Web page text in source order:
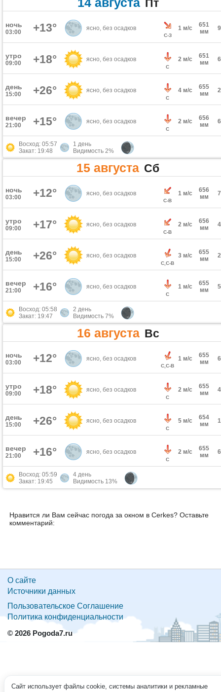
Пт
ночь
03:00 +13° ясно, без осадков
С-З
1 м/с
651
мм
утро
09:00 +18° ясно, без осадков
С
2 м/с
651
мм
день
15:00 +26° ясно, без осадков
С
4 м/с
655
мм
вечер
21:00 +15° ясно, без осадков
С
2 м/с
656
мм
Восход: 05:57
Закат: 19:48
1 день
Видимость 2%
15 августа Сб
ночь
03:00 +12° ясно, без осадков
С-В
1 м/с
656
мм
утро
09:00 +17° ясно, без осадков
С-В
2 м/с
656
мм
день
15:00 +26° ясно, без осадков
С,С-В
3 м/с
655
мм
вечер
21:00 +16° ясно, без осадков
С
1 м/с
655
мм
Восход: 05:58
Закат: 19:47
2 день
Видимость 7%
16 августа Вс
ночь
03:00 +12° ясно, без осадков
С,С-В
1 м/с
655
мм
утро
09:00 +18° ясно, без осадков
С
2 м/с
655
мм
день
15:00 +26° ясно, без осадков
С
5 м/с
654
мм
вечер
21:00 +16° ясно, без осадков
С
2 м/с
655
мм
Восход: 05:59
Закат: 19:45
4 день
Видимость 13%
Нравится ли Вам сейчас погода за окном в Cerkes? Оставьте
комментарий:
О сайте
Источники данных
Пользовательское Соглашение
Политика конфиденциальности
© 2026 Pogoda7.ru
Сайт использует файлы cookie, системы аналитики и рекламные